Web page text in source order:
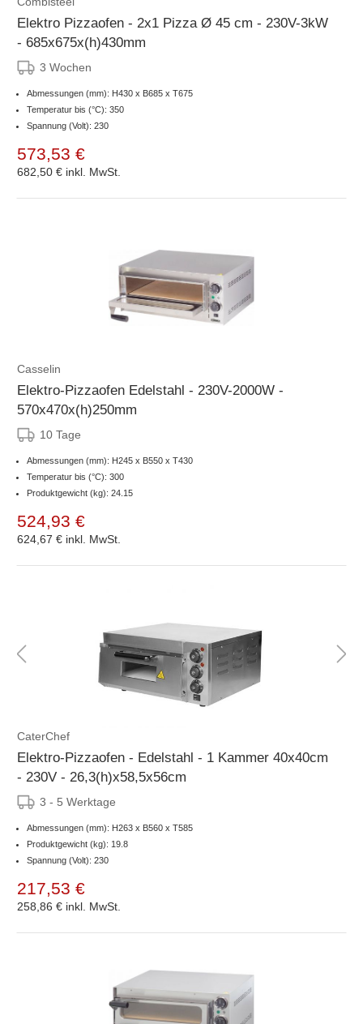
Elektro Pizzaofen - 2x1 Pizza Ø 45 cm - 230V-3kW
- 685x675x(h)430mm
3 Wochen
Abmessungen (mm): H430 x B685 x T675
Temperatur bis (°C): 350
Spannung (Volt): 230
573,53 €
682,50 € inkl. MwSt.
Casselin
Elektro-Pizzaofen Edelstahl - 230V-2000W -
570x470x(h)250mm
10 Tage
Abmessungen (mm): H245 x B550 x T430
Temperatur bis (°C): 300
Produktgewicht (kg): 24.15
524,93 €
624,67 € inkl. MwSt.
CaterChef
Elektro-Pizzaofen - Edelstahl - 1 Kammer 40x40cm
- 230V - 26,3(h)x58,5x56cm
3 - 5 Werktage
Abmessungen (mm): H263 x B560 x T585
Produktgewicht (kg): 19.8
Spannung (Volt): 230
217,53 €
258,86 € inkl. MwSt.